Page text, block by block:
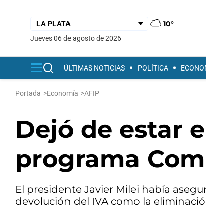
10°
jueves 06 de agosto de 2026
ÚLTIMAS NOTICIAS POLÍTICA
Portada >Economía >AFIP
Dejó de estar
programa
El presidente Javier Milei había
devolución del IVA como la